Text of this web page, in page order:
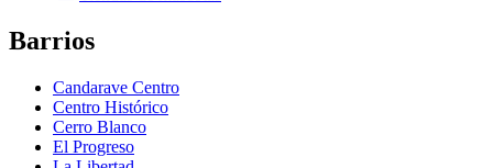
Barrios
Candarave Centro
Centro Histórico
Cerro Blanco
El Progreso